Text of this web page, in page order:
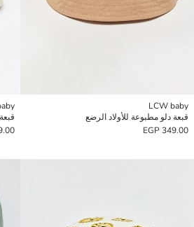
LCW baby
قبعة دلو مطبوعة للأولاد الرضع
349.00 EGP
EGP